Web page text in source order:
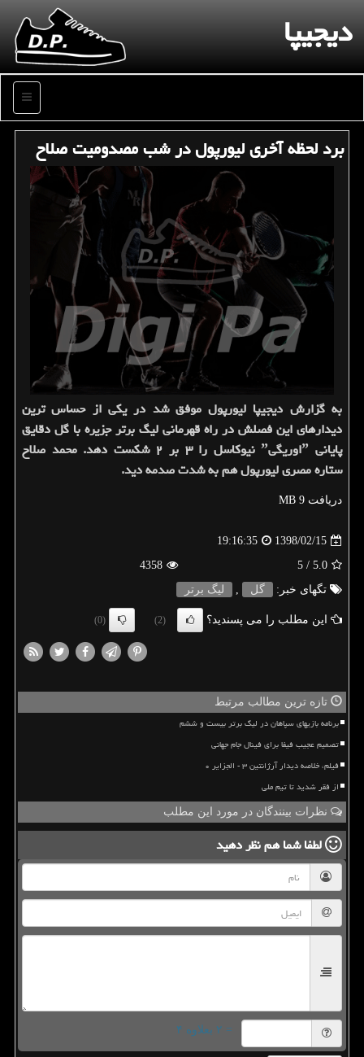
دیجیپا
منو
برد لحظه آخری لیورپول در شب مصدومیت صلاح
به گزارش دیجیپا لیورپول موفق شد در یكی از حساس ترین
دیدارهای این فصلش در راه قهرمانی لیگ برتر جزیره با گل دقایق
پایانی ˮاوریگیˮ نیوكاسل را ۳ بر ۲ شكست دهد. محمد صلاح
ستاره مصری لیورپول هم به شدت صدمه دید.
دریافت 9 MB
1398/02/15
19:16:35
5.0
/ 5
4358
تگهای خبر:
گل , لیگ برتر
این مطلب را می پسندید؟ (2)
(0)
تازه ترین مطالب مرتبط
برنامه بازیهای سپاهان در لیگ برتر بیست و ششم
تصمیم عجیب فیفا برای فینال جام جهانی
فیلم، خلاصه دیدار آرژانتین ۳ - الجزایر ۰
از فقر شدید تا تیم ملی
نظرات بینندگان در مورد این مطلب
لطفا شما همنظر دهید
= ۲ بعلاوه ۴